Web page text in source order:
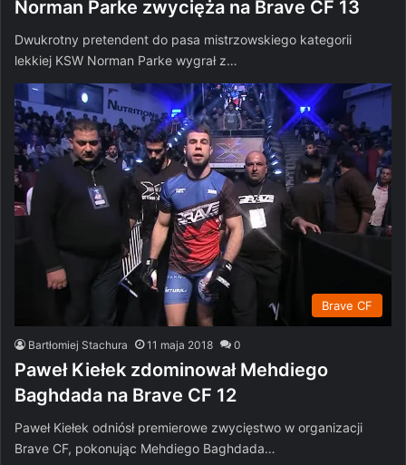
Norman Parke zwycięża na Brave CF 13
Dwukrotny pretendent do pasa mistrzowskiego kategorii
lekkiej KSW Norman Parke wygrał z…
Brave CF
Bartłomiej Stachura 11 maja 2018 0
Paweł Kiełek zdominował Mehdiego
Baghdada na Brave CF 12
Paweł Kiełek odniósł premierowe zwycięstwo w organizacji
Brave CF, pokonując Mehdiego Baghdada…